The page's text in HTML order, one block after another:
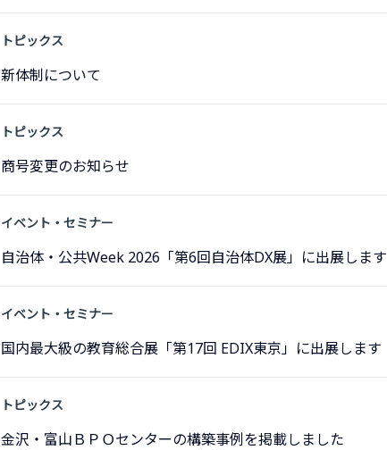
トピックス
新体制について
トピックス
商号変更のお知らせ
イベント・セミナー
自治体・公共Week 2026「第6回自治体DX展」に出展します
イベント・セミナー
国内最大級の教育総合展「第17回 EDIX東京」に出展します
トピックス
金沢・富山ＢＰＯセンターの構築事例を掲載しました